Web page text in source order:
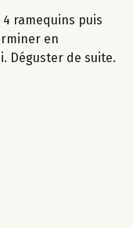
ramequins puis
en
Déguster de suite.